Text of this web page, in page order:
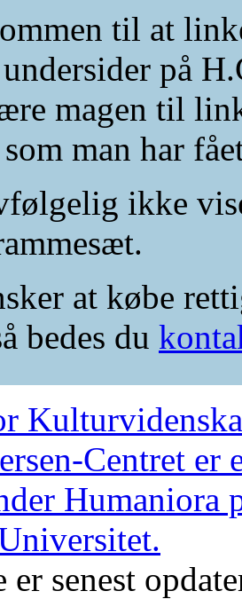
til at
på
magen til
man har
ikke
at købe
bedes du
er senest